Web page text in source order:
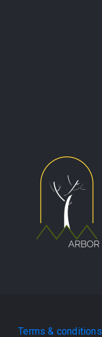
Terms & conditions